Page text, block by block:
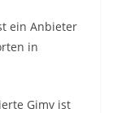
ein Anbieter
in
Gimv ist